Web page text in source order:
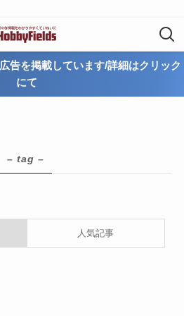
告を掲載しています/詳細はクリック
にて
– tag –
人気記事